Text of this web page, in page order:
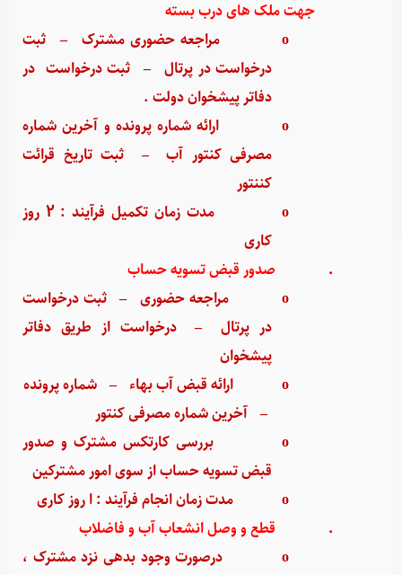
جهت ملک های درب بسته
o
مراجعه حضوری مشترک –
ثبت
درخواست در پرتال
–
ثبت درخواست در
دفاتر پیشخوان دولت .
o
ارائه شماره پرونده و آخرین شماره
مصرفی کنتور آب
–
ثبت تاریخ قرائت
کننتور
o
مدت زمان تکمیل فرآیند : 2 روز
کاری
·
صدور قبض تسویه حساب
o
مراجعه حضوری –
ثبت درخواست
در پرتال
–
درخواست از طریق دفاتر
پیشخوان
o
ارائه قبض آب بهاء – شماره پرونده
– آخرین شماره مصرفی کنتور
o
بررسی کارتکس مشترک و صدور
قبض تسویه حساب از سوی امور مشترکین
o
مدت زمان انجام فرآیند : ا روز کاری
·
قطع و وصل انشعاب آب و فاضلاب
o
درصورت وجود بدهی نزد مشترک ،